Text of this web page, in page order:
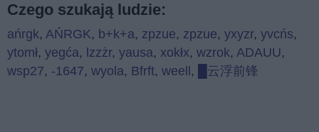
Czego szukają ludzie:
ańrgk, AŃRGK, b+k+a, zpzue, zpzue, yxyzr, yvcńs,
ytomł, yegća, lzzżr, yausa, xokłx, wzrok, ADAUU,
wsp27, -1647, wyola, Bfrft, weell , █云浮前锋